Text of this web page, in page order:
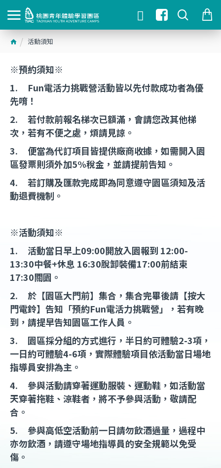
活動須知
※預約須知※
1. Fun電活力挑戰營活動皆以先付款成功者為優
先唷！
2. 若付款前報名梯次已額滿，會請您改其他梯
次，若有不便之處，煩請見諒。
3. 便當為代訂項目皆提供廠商收據，如需開入園
區發票則須外加5%稅金，並請提前告知。
4. 若訂購及匯款完成即為同意遵守園區須知及活
動退費機制。
※活動須知※
1. 活動當日早上09:00開放入園報到 12:00-
13:30中餐+休息 16:30脫卸裝備17:00前結束
17:30關園。
2. 於【園區大門前】集合，集合完畢後請【按大
門電鈴】告知「預約Fun電活力挑戰營」，若有晚
到，請提早告知園區工作人員。
3. 園區採分組的方式進行，半日約可體驗2-3項，
一日約可體驗4-6項，實際體驗項目依活動當日場地
指導員安排為主。
4. 參與活動請穿著運動服裝、運動鞋，如活動當
天穿著拖鞋、涼鞋者，將不予參與活動，敬請配
合。
5. 參與高低空活動前一日請勿飲酒過量，過程中
亦勿飲酒，請遵守場地指導員的安全規範以免受
傷。